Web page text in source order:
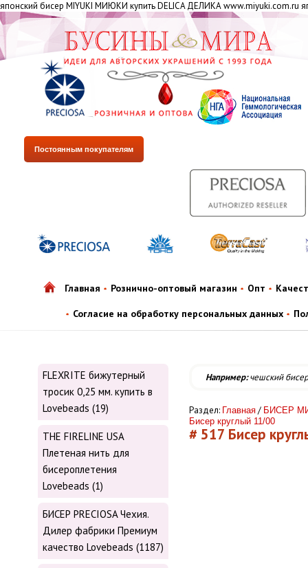
японский бисер MIYUKI МИЮКИ купить DELICA ДЕЛИКА www.miyuki.com.ru
Постоянным покупателям
Главная Рознично-оптовый магазин Опт
Согласие на обработку персональных данных
FLEXRITE бижутерный
тросик 0,25 мм. купить в
Lovebeads (19)
THE FIRELINE USA
Плетеная нить для
бисероплетения
Lovebeads (1)
БИСЕР PRECIOSA Чехия.
Дилер фабрики Премиум
качество Lovebeads (1187)
Например:чешский бисер
Раздел: Главная / БИСЕР
Бисер круглый 11/00
# 517 Бисер